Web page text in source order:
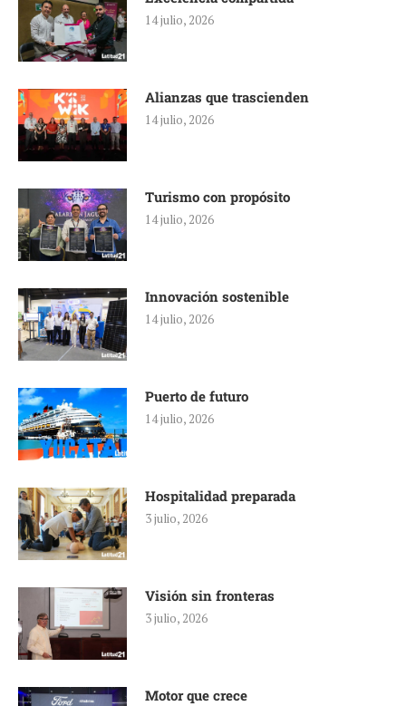
14 julio, 2026
Alianzas que trascienden
14 julio, 2026
Turismo con propósito
14 julio, 2026
Innovación sostenible
14 julio, 2026
Puerto de futuro
14 julio, 2026
Hospitalidad preparada
3 julio, 2026
Visión sin fronteras
3 julio, 2026
Motor que crece